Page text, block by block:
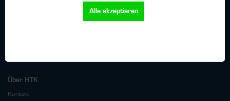
Über HTK
Kontakt
Alle akzeptieren